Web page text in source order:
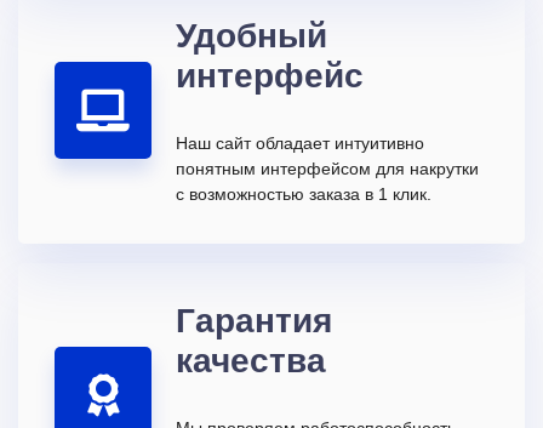
Удобный
интерфейс
Наш сайт обладает интуитивно
понятным интерфейсом для накрутки
с возможностью заказа в 1 клик.
Гарантия
качества